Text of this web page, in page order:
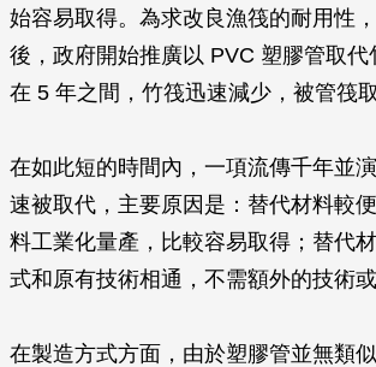
始容易取得。為求改良漁筏的耐用性
後，政府開始推廣以 PVC 塑膠管取代
在 5 年之間，竹筏迅速減少，被管筏取
在如此短的時間內，一項流傳千年並
速被取代，主要原因是：替代材料較
料工業化量產，比較容易取得；替代
式和原有技術相通，不需額外的技術或
在製造方式方面，由於塑膠管並無類